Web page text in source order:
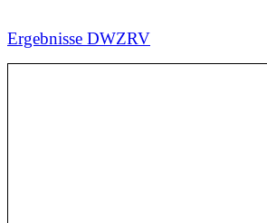
Ergebnisse DWZRV